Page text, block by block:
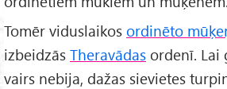
Tomēr viduslaikos ordinēto
izbeidzās Theravādas ordenī. Lai
vairs nebija, dažas sievietes